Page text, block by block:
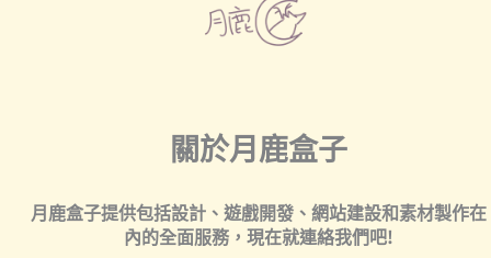
關於月鹿盒子
月鹿盒子提供包括設計、 遊戲開發、 網站建設和素材製作在
內的全面服務，現在就連絡我們吧!